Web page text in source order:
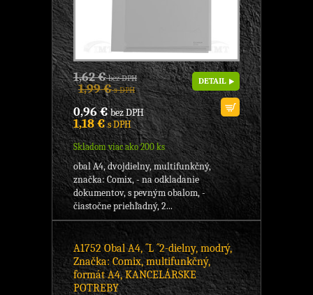
1,62 €bez DPH
1,99 €s DPH
0,96 €bez DPH
1,18 €s DPH
Skladom viac ako 200 ks
DETAIL
obal A4, dvojdielny, multifunkčný,
značka: Comix, - na odkladanie
dokumentov, s pevným obalom, -
čiastočne priehľadný, 2...
A1752 Obal A4, ´´L ´´2-dielny, modrý,
Značka: Comix, multifunkčný,
formát A4, KANCELÁRSKE
POTREBY